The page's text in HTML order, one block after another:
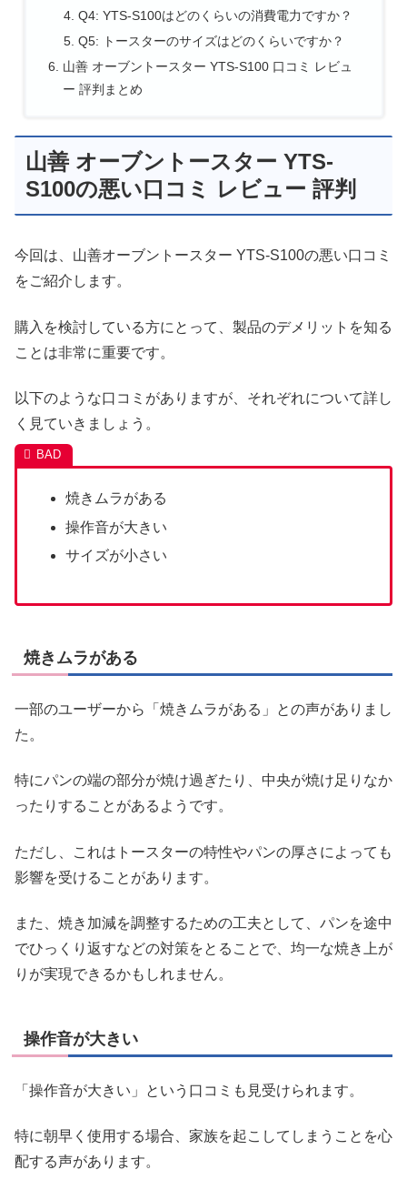
Q4: YTS-S100はどのくらいの消費電力ですか？
Q5: トースターのサイズはどのくらいですか？
山善 オーブントースター YTS-S100 口コミ レビュ
ー 評判まとめ
山善 オーブントースター YTS-
S100の悪い口コミ レビュー 評判
今回は、山善オーブントースター YTS-S100の悪い口コミ
をご紹介します。
購入を検討している方にとって、製品のデメリットを知る
ことは非常に重要です。
以下のような口コミがありますが、それぞれについて詳し
く見ていきましょう。
焼きムラがある
操作音が大きい
サイズが小さい
焼きムラがある
一部のユーザーから「焼きムラがある」との声がありまし
た。
特にパンの端の部分が焼け過ぎたり、中央が焼け足りなか
ったりすることがあるようです。
ただし、これはトースターの特性やパンの厚さによっても
影響を受けることがあります。
また、焼き加減を調整するための工夫として、パンを途中
でひっくり返すなどの対策をとることで、均一な焼き上が
りが実現できるかもしれません。
操作音が大きい
「操作音が大きい」という口コミも見受けられます。
特に朝早く使用する場合、家族を起こしてしまうことを心
配する声があります。